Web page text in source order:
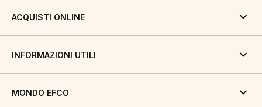
ACQUISTI ONLINE
INFORMAZIONI UTILI
MONDO EFCO